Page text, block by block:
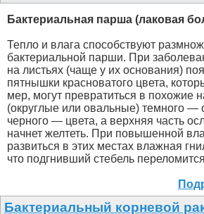
Бактериальная парша (лаковая
Тепло и влага способствуют
бактериальной парши. При
на листьях (чаще у их основания)
пятнышки красноватого цвета,
мер, могут превратиться в похожие
(округлые или овальные) темного —
черного — цвета, а верхняя часть
начнет желтеть. При повышенной
развиться в этих местах влажная
что подгнивший стебель
Бактериальный корневой